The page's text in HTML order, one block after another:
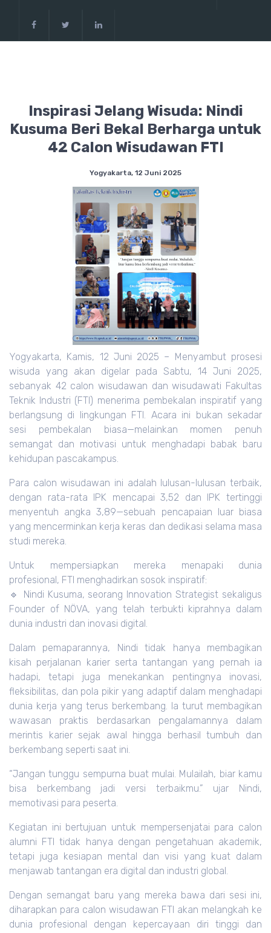
Inspirasi Jelang Wisuda: Nindi
Kusuma Beri Bekal Berharga untuk
42 Calon Wisudawan FTI
Yogyakarta, 12 Juni 2025
Yogyakarta, Kamis, 12 Juni 2025 – Menyambut prosesi
wisuda yang akan digelar pada Sabtu, 14 Juni 2025,
sebanyak 42 calon wisudawan dan wisudawati Fakultas
Teknik Industri (FTI) menerima pembekalan inspiratif yang
berlangsung di lingkungan FTI. Acara ini bukan sekadar
sesi pembekalan biasa—melainkan momen penuh
semangat dan motivasi untuk menghadapi babak baru
kehidupan pascakampus.
Para calon wisudawan ini adalah lulusan-lulusan terbaik,
dengan rata-rata IPK mencapai 3,52 dan IPK tertinggi
menyentuh angka 3,89—sebuah pencapaian luar biasa
yang mencerminkan kerja keras dan dedikasi selama masa
studi mereka.
Untuk mempersiapkan mereka menapaki dunia
profesional, FTI menghadirkan sosok inspiratif:
🔹 Nindi Kusuma, seorang Innovation Strategist sekaligus
Founder of NÖVA, yang telah terbukti kiprahnya dalam
dunia industri dan inovasi digital.
Dalam pemaparannya, Nindi tidak hanya membagikan
kisah perjalanan karier serta tantangan yang pernah ia
hadapi, tetapi juga menekankan pentingnya inovasi,
fleksibilitas, dan pola pikir yang adaptif dalam menghadapi
dunia kerja yang terus berkembang. Ia turut membagikan
wawasan praktis berdasarkan pengalamannya dalam
merintis karier sejak awal hingga berhasil tumbuh dan
berkembang seperti saat ini.
“Jangan tunggu sempurna buat mulai. Mulailah, biar kamu
bisa berkembang jadi versi terbaikmu.” ujar Nindi,
memotivasi para peserta.
Kegiatan ini bertujuan untuk mempersenjatai para calon
alumni FTI tidak hanya dengan pengetahuan akademik,
tetapi juga kesiapan mental dan visi yang kuat dalam
menjawab tantangan era digital dan industri global.
Dengan semangat baru yang mereka bawa dari sesi ini,
diharapkan para calon wisudawan FTI akan melangkah ke
dunia profesional dengan kepercayaan diri tinggi dan